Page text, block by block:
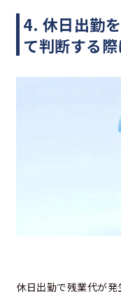
4. 休日出勤
て判断する
休日出勤で残業代が